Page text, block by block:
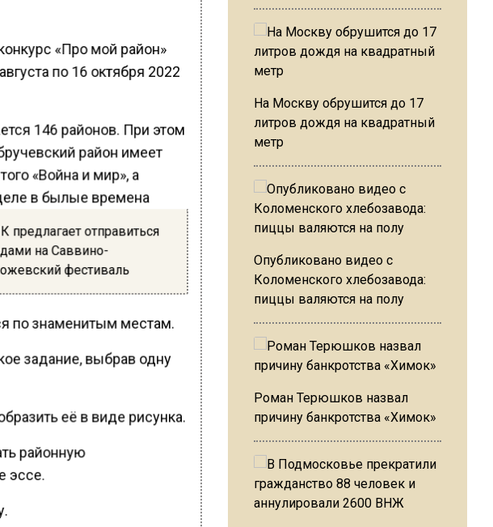
«Про мой район»
по 16 октября 2022
146 районов. При этом
район имеет
«Война и мир», а
в былые времена
предлагает отправиться
на Саввино-
фестиваль
по знаменитым местам.
задание, выбрав одну
её в виде рисунка.
районную
эссе.
На Москву обрушится до 17
литров дождя на квадратный
метр
Опубликовано видео с
Коломенского хлебозавода:
пиццы валяются на полу
Роман Терюшков назвал
причину банкротства «Химок»